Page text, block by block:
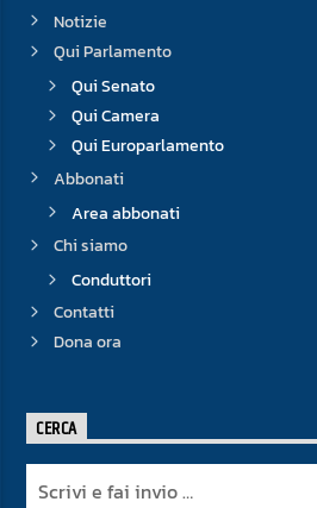
Notizie
Qui Parlamento
Qui Senato
Qui Camera
Qui Europarlamento
Abbonati
Area abbonati
Chi siamo
Conduttori
Contatti
Dona ora
CERCA